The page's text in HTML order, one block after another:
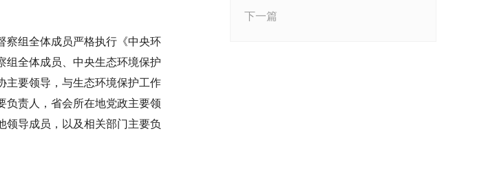
察组全体成员严格执行《中央环
组全体成员、中央生态环境保护
主要领导，与生态环境保护工作
负责人，省会所在地党政主要领
领导成员，以及相关部门主要负
下一篇